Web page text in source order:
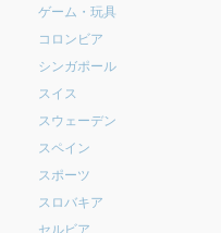
ゲーム・玩具
コロンビア
シンガポール
スイス
スウェーデン
スペイン
スポーツ
スロバキア
セルビア